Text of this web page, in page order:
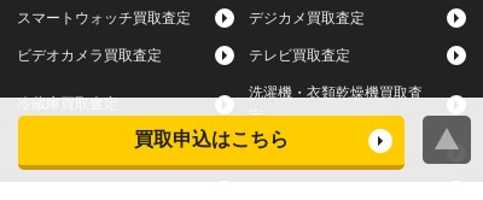
買取申込はこちら
スマートウォッチ買取査定 デジカメ買取査定
ビデオカメラ買取査定 テレビ買取査定
洗濯機・衣類乾燥機買取査
定
炊飯器買取査定